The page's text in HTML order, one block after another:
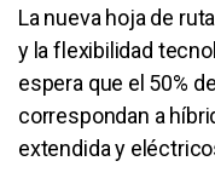
La nueva hoja de
y la flexibilidad
espera que el 50%
correspondan a
extendida y